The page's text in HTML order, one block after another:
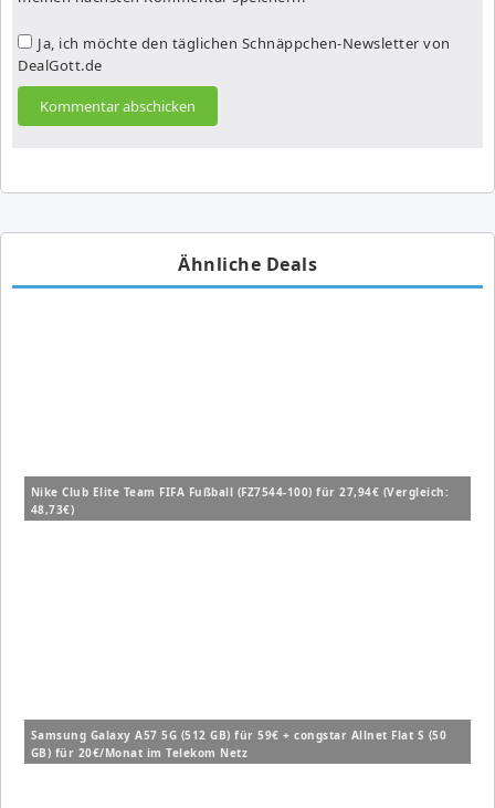
Ja, ich möchte den täglichen Schnäppchen-Newsletter von
DealGott.de
Ähnliche Deals
Nike Club Elite Team FIFA Fußball (FZ7544-100) für 27,94€ (Vergleich:
48,73€)
Samsung Galaxy A57 5G (512 GB) für 59€ + congstar Allnet Flat S (50
GB) für 20€/Monat im Telekom Netz